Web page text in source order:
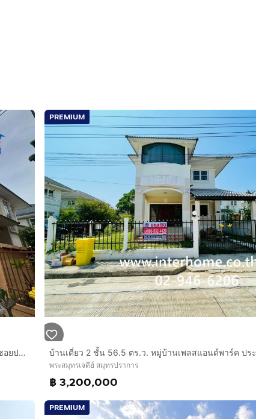
านบน
ต
บ้านเดี่ยว 2 ชั้น 74.1 ตร.ว. หมู่บ้านเพลสแอนด์พาร์ค ประชาอุทิศ ซอยประชาอุทิศ90 ถนนประชาอุทิศ ถนนสุขสวัสดิ์ พระสมุทรเจดีย์ สมุทรปราการ
PREMIUM
พระสมุทรเจดีย์ สมุทรปราการ
฿ 3,200,000
PREMIUM